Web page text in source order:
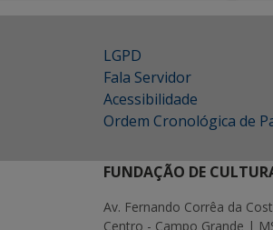
LGPD
Fala Servidor
Acessibilidade
Ordem Cronológica de
FUNDAÇÃO DE
Av. Fernando Corrêa da
Centro - Campo Grande |